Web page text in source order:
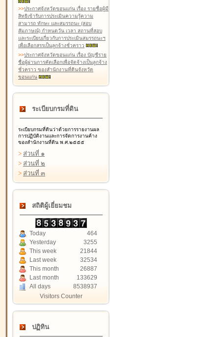
>>ประกาศจังหวัดขอนแก่น เรื่อง รายชื่อผู้มี
สิทธิเข้ารับการประเมินความรู้ความ
สามารถ ทักษะ และสมรรถนะ (สอบ
สัมภาษณ์) กำหนดวัน เวลา สถานที่สอบ
และระเบียบเกี่ยวกับการประเมินสมรรถนะฯ
เพื่อเลือกสรรเป็นลูกจ้างชั่วคราว
>>ประกาศจังหวัดขอนแก่น เรื่อง บัญชีราย
ชื่อผู้ผ่านการคัดเลือกเพื่อจัดจ้างเป็นลูกจ้าง
ชั่วคราว ของสำนักงานที่ดินจังหวัด
ขอนแก่น
ระเบียบกรมที่ดิน
ระเบียบกรมที่ดินว่าด้วยการรายงานผล
การปฏิบัติงานและการจัดการงานค้าง
ของสำนักงานที่ดิน พ.ศ.๒๕๕๕
> ส่วนที่ ๑
> ส่วนที่ ๒
> ส่วนที่ ๓
สถิติผู้เยี่ยมชม
Today
464
Yesterday
3255
This week
21844
Last week
32534
This month
26887
Last month
133629
All days
8538937
Visitors Counter
ปฏิทิน